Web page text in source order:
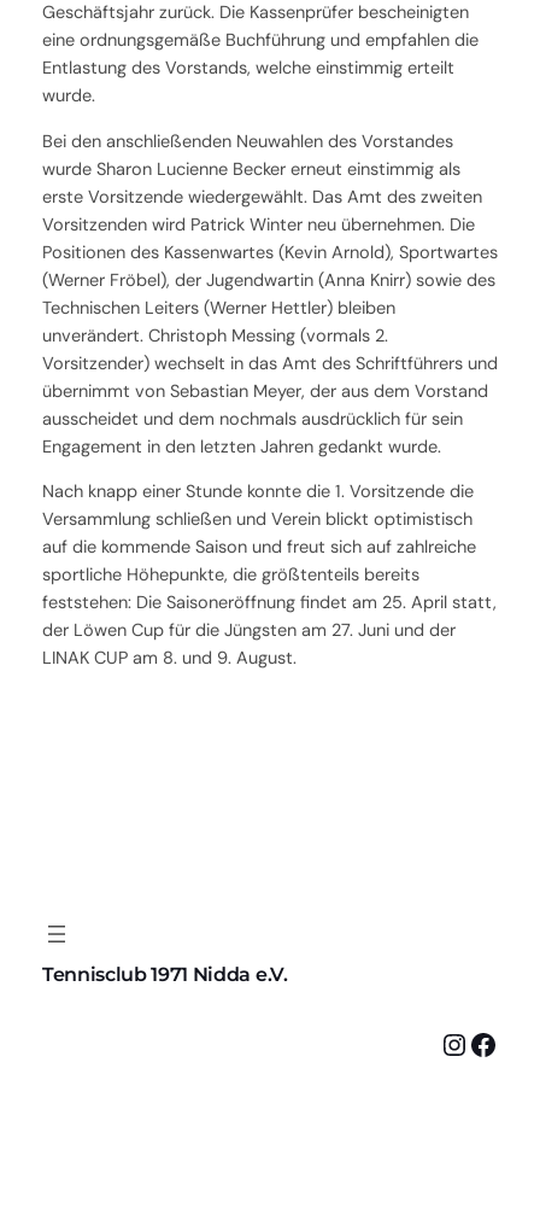
Geschäftsjahr zurück. Die Kassenprüfer bescheinigten
eine ordnungsgemäße Buchführung und empfahlen die
Entlastung des Vorstands, welche einstimmig erteilt
wurde.
Bei den anschließenden Neuwahlen des Vorstandes
wurde Sharon Lucienne Becker erneut einstimmig als
erste Vorsitzende wiedergewählt. Das Amt des zweiten
Vorsitzenden wird Patrick Winter neu übernehmen. Die
Positionen des Kassenwartes (Kevin Arnold), Sportwartes
(Werner Fröbel), der Jugendwartin (Anna Knirr) sowie des
Technischen Leiters (Werner Hettler) bleiben
unverändert. Christoph Messing (vormals 2.
Vorsitzender) wechselt in das Amt des Schriftführers und
übernimmt von Sebastian Meyer, der aus dem Vorstand
ausscheidet und dem nochmals ausdrücklich für sein
Engagement in den letzten Jahren gedankt wurde.
Nach knapp einer Stunde konnte die 1. Vorsitzende die
Versammlung schließen und Verein blickt optimistisch
auf die kommende Saison und freut sich auf zahlreiche
sportliche Höhepunkte, die größtenteils bereits
feststehen: Die Saisoneröffnung findet am 25. April statt,
der Löwen Cup für die Jüngsten am 27. Juni und der
LINAK CUP am 8. und 9. August.
Tennisclub 1971 Nidda e.V.
InstagramFacebook